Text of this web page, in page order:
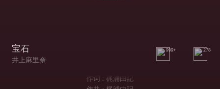
宝石
井上麻里奈
999+ 278
作词 : 梶浦由記